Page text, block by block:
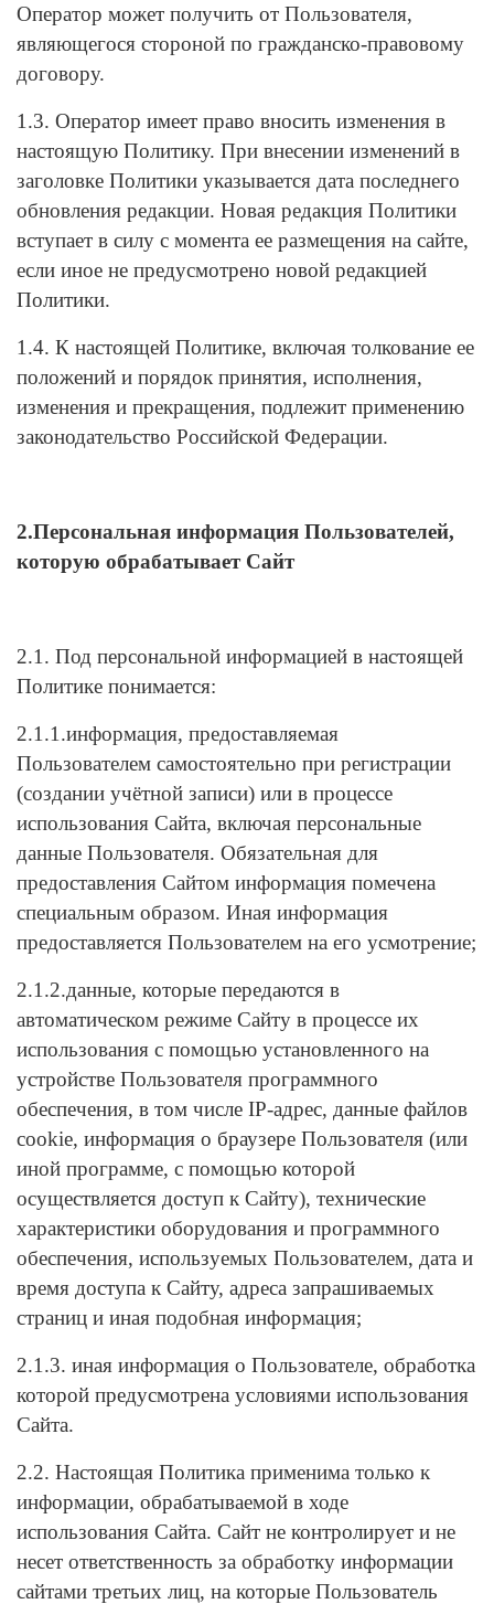
Оператор может получить от Пользователя,
являющегося стороной по гражданско-правовому
договору.
1.3. Оператор имеет право вносить изменения в
настоящую Политику. При внесении изменений в
заголовке Политики указывается дата последнего
обновления редакции. Новая редакция Политики
вступает в силу с момента ее размещения на сайте,
если иное не предусмотрено новой редакцией
Политики.
1.4. К настоящей Политике, включая толкование ее
положений и порядок принятия, исполнения,
изменения и прекращения, подлежит применению
законодательство Российской Федерации.
2.Персональная информация Пользователей,
которую обрабатывает Сайт
2.1. Под персональной информацией в настоящей
Политике понимается:
2.1.1.информация, предоставляемая
Пользователем самостоятельно при регистрации
(создании учётной записи) или в процессе
использования Сайта, включая персональные
данные Пользователя. Обязательная для
предоставления Сайтом информация помечена
специальным образом. Иная информация
предоставляется Пользователем на его усмотрение;
2.1.2.данные, которые передаются в
автоматическом режиме Сайту в процессе их
использования с помощью установленного на
устройстве Пользователя программного
обеспечения, в том числе IP-адрес, данные файлов
cookie, информация о браузере Пользователя (или
иной программе, с помощью которой
осуществляется доступ к Сайту), технические
характеристики оборудования и программного
обеспечения, используемых Пользователем, дата и
время доступа к Сайту, адреса запрашиваемых
страниц и иная подобная информация;
2.1.3. иная информация о Пользователе, обработка
которой предусмотрена условиями использования
Сайта.
2.2. Настоящая Политика применима только к
информации, обрабатываемой в ходе
использования Сайта. Сайт не контролирует и не
несет ответственность за обработку информации
сайтами третьих лиц, на которые Пользователь